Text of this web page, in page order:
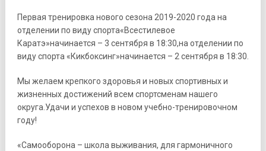
Первая тренировка нового сезона 2019-2020 года на
отделении по виду спорта«Всестилевое
Каратэ»начинается – 3 сентября в 18:30,на отделении по
виду спорта «Кикбоксинг»начинается – 2 сентября в 18:30.
Мы желаем крепкого здоровья и новых спортивных и
жизненных достижений всем спортсменам нашего
округа.Удачи и успехов в новом учебно-тренировочном
году!
«Самооборона – школа выживания, для гармоничного